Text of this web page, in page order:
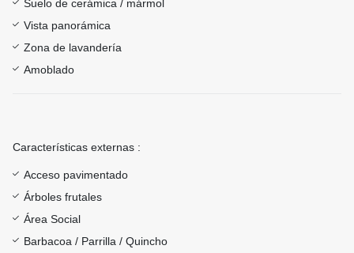
Suelo de cerámica / mármol
Vista panorámica
Zona de lavandería
Amoblado
Características externas :
Acceso pavimentado
Árboles frutales
Área Social
Barbacoa / Parrilla / Quincho